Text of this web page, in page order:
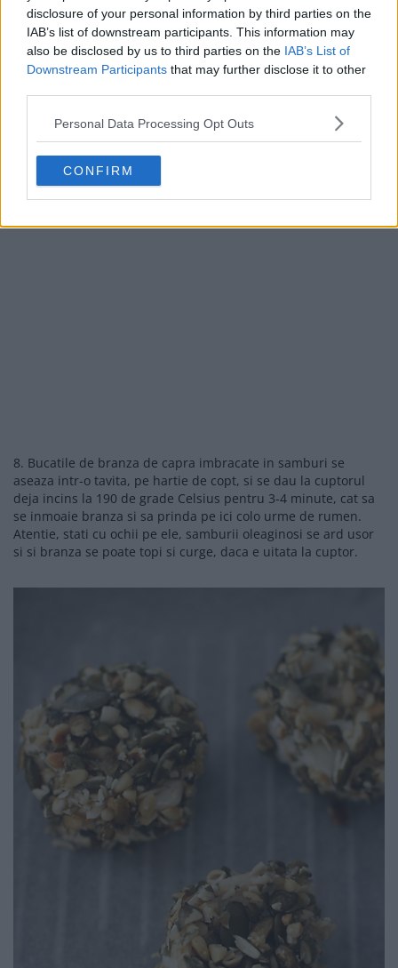
disclosure of your personal information by third parties on the
IAB’s list of downstream participants. This information may
also be disclosed by us to third parties on the IAB’s List of
Downstream Participants that may further disclose it to other
Personal Data Processing Opt Outs
CONFIRM
8. Bucatile de branza de capra imbracate in samburi se
aseaza intr-o tavita, pe hartie de copt, si se dau la cuptorul
deja incins la 190 de grade Celsius pentru 3-4 minute, cat sa
se inmoaie branza si sa prinda pe ici colo urme de rumen.
Atentie, stati cu ochii pe ele, samburii oleaginosi se ard usor
si si branza se poate topi si curge, daca e uitata la cuptor.